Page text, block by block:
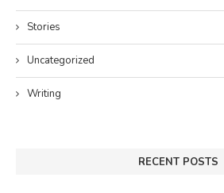
Stories
Uncategorized
Writing
RECENT POSTS